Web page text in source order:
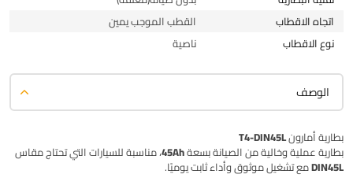
اتجاه الاقطاب
القطب الموجب يمين
نوع الاقطاب
ناصية
الوصف
بطارية أمارون T4-DIN45L
بطارية عملية وخالية من الصيانة بسعة45Ah، مناسبة للسيارات التي تحتاج مقاس
DIN45Lمع تشغيل موثوق وأداء ثابت يوميًا.